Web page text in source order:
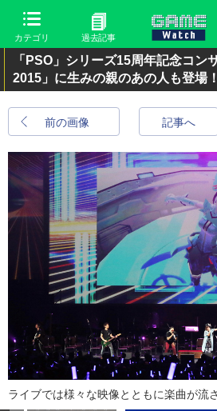
カテゴリ 過去記事
「PSO」シリーズ15周年記念コン
2015」に生みの親のあの人も登場！
前の画像 記事へ
ライブでは様々な映像とともに楽曲が流